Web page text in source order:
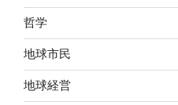
哲学
地球市民
地球経営